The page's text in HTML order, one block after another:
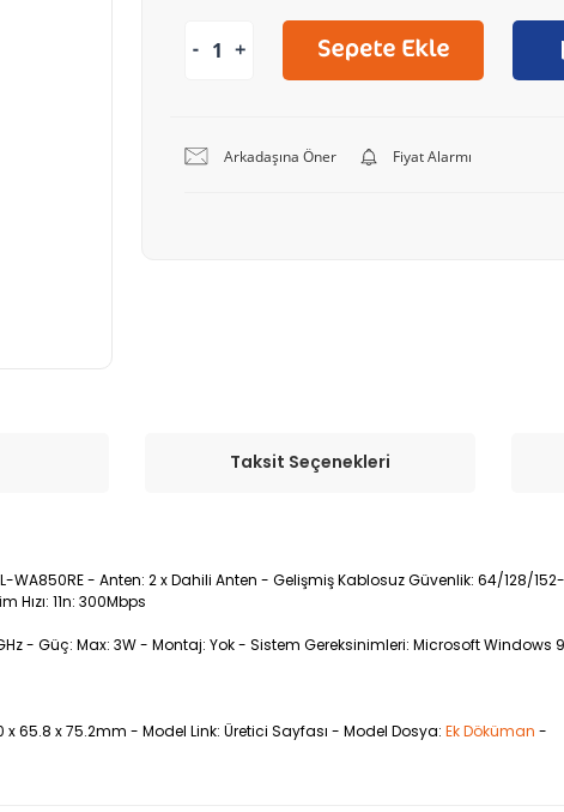
Arkadaşına Öner Fiyat Alarmı
Taksit Seçenekleri
- Anten: 2 x Dahili Anten - Gelişmiş Kablosuz Güvenlik: 64/128/152-
Hızı: 11n: 300Mbps
- Güç: Max: 3W - Montaj: Yok - Sistem Gereksinimleri: Microsoft Windows
65.8 x 75.2mm - Model Link: Üretici Sayfası - Model Dosya: Ek Döküman -